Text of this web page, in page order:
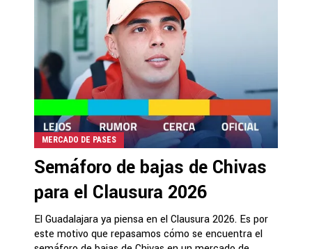
MERCADO DE PASES
Semáforo de bajas de Chivas
para el Clausura 2026
El Guadalajara ya piensa en el Clausura 2026. Es por
este motivo que repasamos cómo se encuentra el